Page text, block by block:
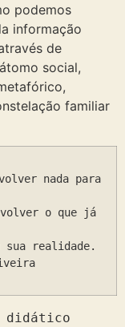
podemos
informação
de
social,
familiar
nada para
o que já
sua realidade.
didático